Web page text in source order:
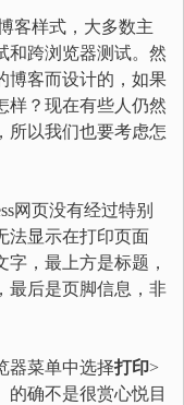
客样式，大多数主
和跨浏览器测试。然
博客而设计的，如果
样？现在有些人仍然
所以我们也要考虑怎
网页没有经过特别
法显示在打印页面
字，最上方是标题，
最后是页脚信息，非
器菜单中选择打印>
的确不是很赏心悦目